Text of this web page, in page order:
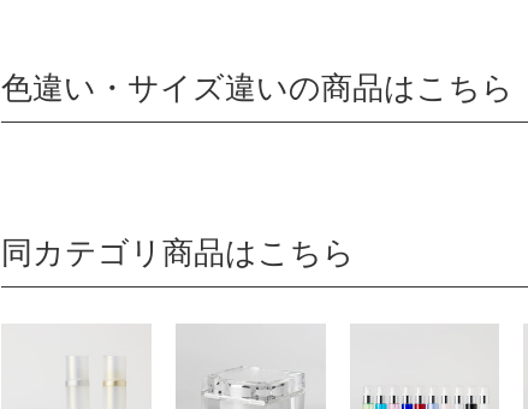
色違い・サイズ違いの商品はこちら
同カテゴリ商品はこちら